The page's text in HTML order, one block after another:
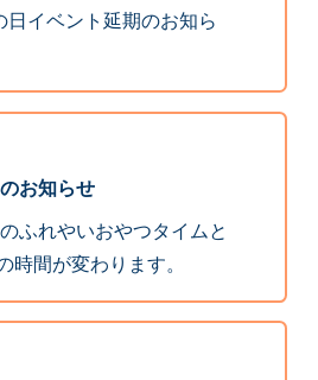
日イベント延期のお知ら
お知らせ
ふれやいおやつタイムと
時間が変わります。